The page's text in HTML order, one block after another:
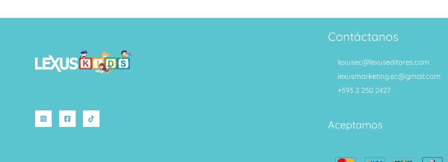
Contáctanos
lexusec@lexuseditores.com
lexusmarketing.ec@gmail.com
+593 2 250 2427
Aceptamos